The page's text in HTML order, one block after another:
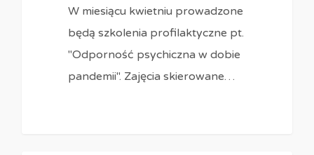
W miesiącu kwietniu prowadzone
będą szkolenia profilaktyczne pt.
"Odporność psychiczna w dobie
pandemii". Zajęcia skierowane…